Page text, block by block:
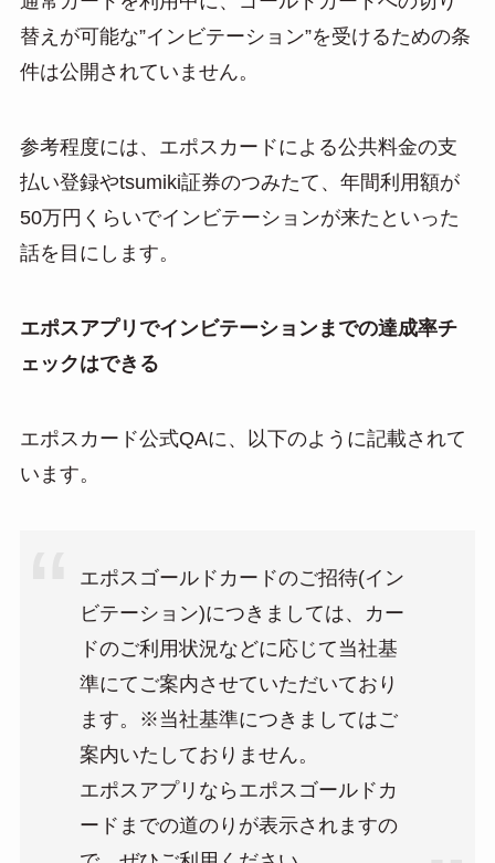
替えが可能な”インビテーション”を受けるための条
件は公開されていません。
参考程度には、エポスカードによる公共料金の支
払い登録やtsumiki証券のつみたて、年間利用額が
50万円くらいでインビテーションが来たといった
話を目にします。
エポスアプリでインビテーションまでの達成率チ
ェックはできる
エポスカード公式QAに、以下のように記載されて
います。
エポスゴールドカードのご招待(イン
ビテーション)につきましては、カー
ドのご利用状況などに応じて当社基
準にてご案内させていただいており
ます。※当社基準につきましてはご
案内いたしておりません。
エポスアプリならエポスゴールドカ
ードまでの道のりが表示されますの